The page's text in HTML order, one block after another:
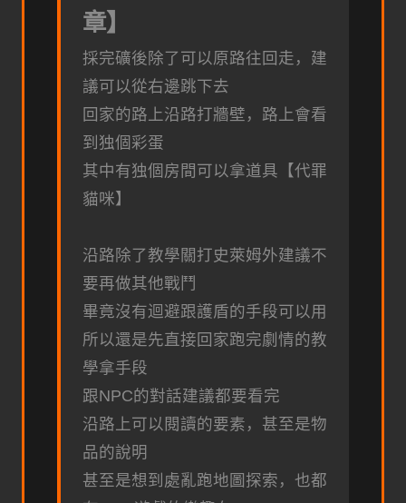
章】
採完礦後除了可以原路往回走，建
議可以從右邊跳下去
回家的路上沿路打牆壁，路上會看
到独個彩蛋
其中有独個房間可以拿道具【代罪
貓咪】
沿路除了教學關打史萊姆外建議不
要再做其他戰鬥
畢竟沒有迴避跟護盾的手段可以用
所以還是先直接回家跑完劇情的教
學拿手段
跟NPC的對話建議都要看完
沿路上可以閱讀的要素，甚至是物
品的說明
甚至是想到處亂跑地圖探索，也都